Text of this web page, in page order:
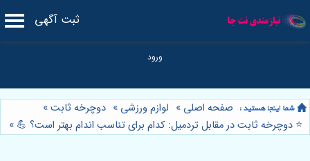
ثبت آگهی
صفحه اصلی » لوازم ورزشی » دوچرخه ثابت»
⭐️ دوچرخه ثابت در مقابل تردمیل: کدام برای تناسب اندام بهتر است؟ 💪 »